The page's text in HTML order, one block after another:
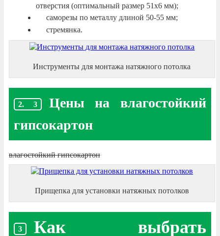
отверстия (оптимальный размер 51х6 мм);
саморезы по металлу длиной 50-55 мм;
стремянка.
Инструменты для монтажа натяжного потолка
Цены на влагостойкий
гипсокартон
влагостойкий гипсокартон
Прищепка для установки натяжных потолков
Как выбрать